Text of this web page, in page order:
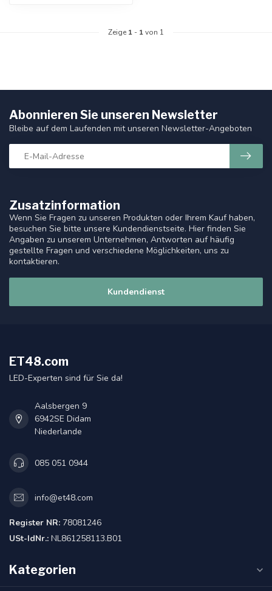
Zeige 1 - 1von 1
Zusatzinformation
Wenn Sie Fragen zu unseren Produkten oder Ihrem Kauf haben,
besuchen Sie bitte unsere Kundendienstseite. Hier finden Sie
Angaben zu unserem Unternehmen, Antworten auf häufig
gestellte Fragen und verschiedene Möglichkeiten, uns zu
kontaktieren.
Kundendienst
Abonnieren Sie unseren Newsletter
Bleibe auf dem Laufenden mit unseren Newsletter-Angeboten
ET48.com
LED-Experten sind für Sie da!
Aalsbergen 9
6942SE Didam
Niederlande
085 051 0944
info@et48.com
Register NR: 78081246
USt-IdNr.: NL861258113.B01
Kategorien